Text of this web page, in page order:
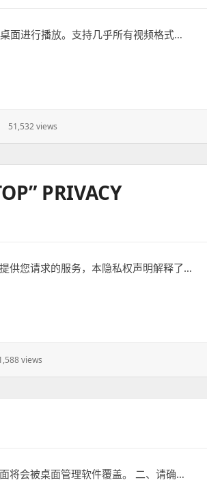
面进行播放。支持几乎所有视频格式…
51,532 views
PRIVACY
供您请求的服务，本隐私权声明解释了…
views
将会被桌面管理软件覆盖。 二、请确…